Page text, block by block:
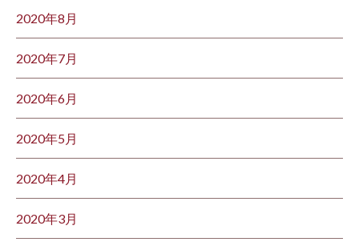
2020年8月
2020年7月
2020年6月
2020年5月
2020年4月
2020年3月